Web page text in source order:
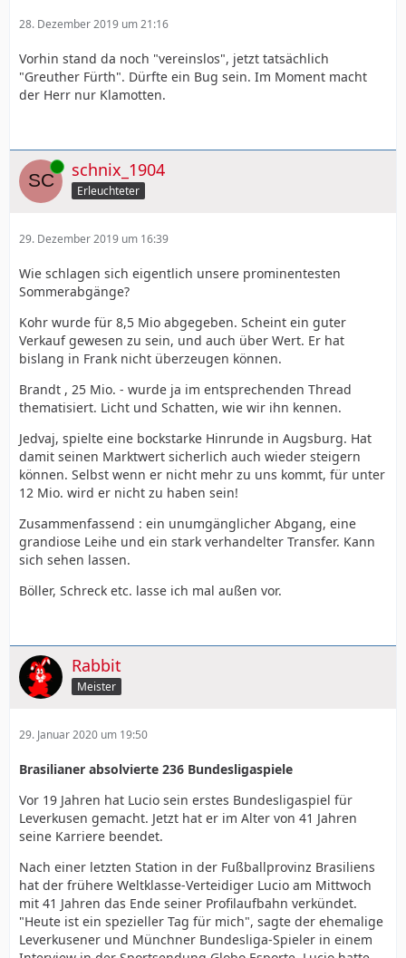
28. Dezember 2019 um 21:16
Vorhin stand da noch "vereinslos", jetzt tatsächlich
"Greuther Fürth". Dürfte ein Bug sein. Im Moment macht
der Herr nur Klamotten.
Online schnix_1904
Erleuchteter
29. Dezember 2019 um 16:39
Wie schlagen sich eigentlich unsere prominentesten
Sommerabgänge?
Kohr wurde für 8,5 Mio abgegeben. Scheint ein guter
Verkauf gewesen zu sein, und auch über Wert. Er hat
bislang in Frank nicht überzeugen können.
Brandt , 25 Mio. - wurde ja im entsprechenden Thread
thematisiert. Licht und Schatten, wie wir ihn kennen.
Jedvaj, spielte eine bockstarke Hinrunde in Augsburg. Hat
damit seinen Marktwert sicherlich auch wieder steigern
können. Selbst wenn er nicht mehr zu uns kommt, für unter
12 Mio. wird er nicht zu haben sein!
Zusammenfassend : ein unumgänglicher Abgang, eine
grandiose Leihe und ein stark verhandelter Transfer. Kann
sich sehen lassen.
Böller, Schreck etc. lasse ich mal außen vor.
Rabbit
Meister
29. Januar 2020 um 19:50
Brasilianer absolvierte 236 Bundesligaspiele
Vor 19 Jahren hat Lucio sein erstes Bundesligaspiel für
Leverkusen gemacht. Jetzt hat er im Alter von 41 Jahren
seine Karriere beendet.
Nach einer letzten Station in der Fußballprovinz Brasiliens
hat der frühere Weltklasse-Verteidiger Lucio am Mittwoch
mit 41 Jahren das Ende seiner Profilaufbahn verkündet.
"Heute ist ein spezieller Tag für mich", sagte der ehemalige
Leverkusener und Münchner Bundesliga-Spieler in einem